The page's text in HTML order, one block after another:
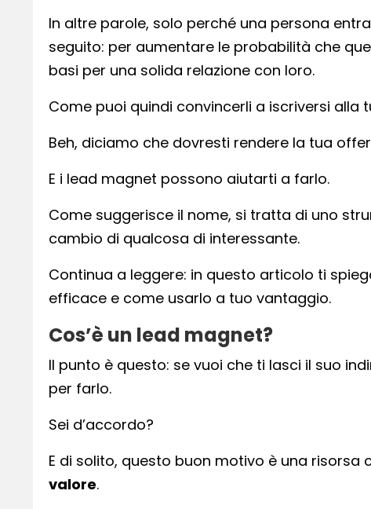
In altre parole, solo perché una persona
seguito: per aumentare le probabilità che
basi per una solida relazione con loro.
Come puoi quindi convincerli a iscriversi alla
Beh, diciamo che dovresti rendere la tua
E i lead magnet possono aiutarti a farlo.
Come suggerisce il nome, si tratta di uno
cambio di qualcosa di interessante.
Continua a leggere: in questo articolo ti
efficace e come usarlo a tuo vantaggio.
Cos’è un lead magnet?
Il punto è questo: se vuoi che ti lasci il suo
per farlo.
Sei d’accordo?
E di solito, questo buon motivo è una
valore.